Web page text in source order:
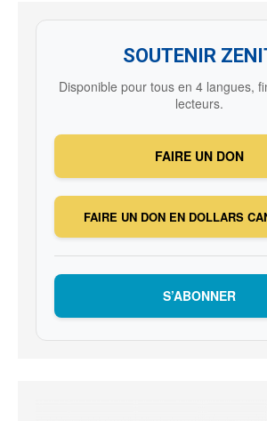
SOUTENIR
Disponible pour tous en 4 langues,
lecteurs.
FAIRE UN DON
FAIRE UN DON EN DOLLARS
S’ABONNER